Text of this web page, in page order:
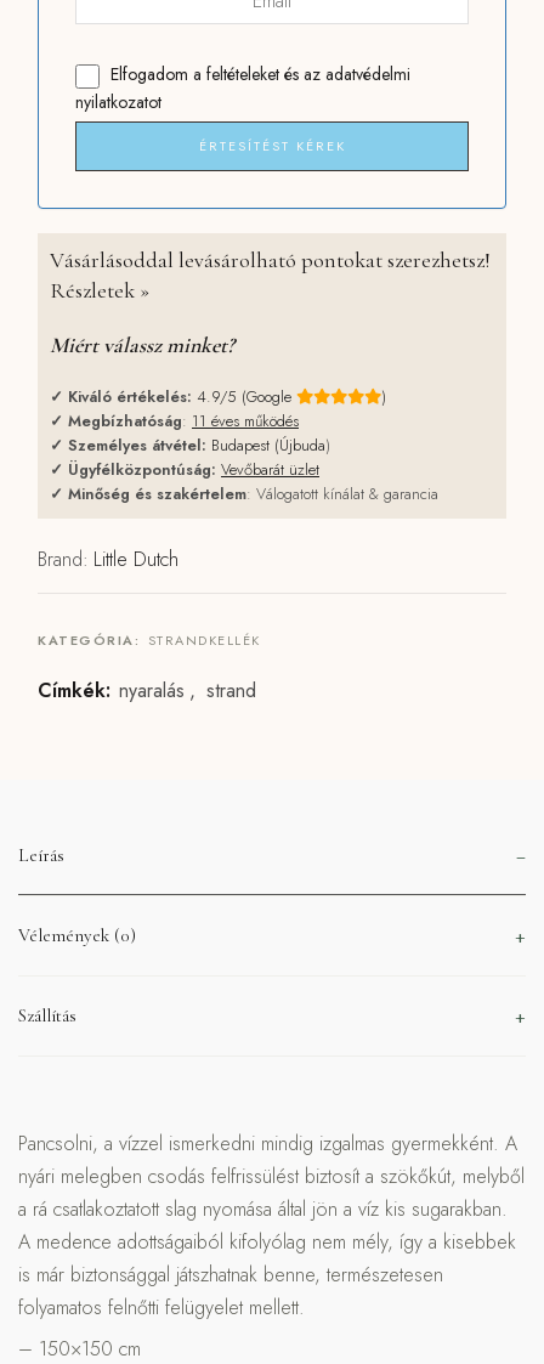
Elfogadom a feltételeket és az adatvédelmi
nyilatkozatot
ÉRTESÍTÉST KÉREK
Vásárlásoddal levásárolható pontokat szerezhetsz!
Részletek »
Miért válassz minket?
✓ Kiváló értékelés: 4.9/5 (Google
)
✓ Megbízhatóság: 11 éves működés
✓ Személyes átvétel: Budapest (Újbuda)
✓ Ügyfélközpontúság: Vevőbarát üzlet
✓ Minőség és szakértelem: Válogatott kínálat & garancia
Brand: Little Dutch
KATEGÓRIA: STRANDKELLÉK
Címkék: nyaralás , strand
Leírás
Vélemények (0)
Szállítás
Pancsolni, a vízzel ismerkedni mindig izgalmas gyermekként. A
nyári melegben csodás felfrissülést biztosít a szökőkút, melyből
a rá csatlakoztatott slag nyomása által jön a víz kis sugarakban.
A medence adottságaiból kifolyólag nem mély, így a kisebbek
is már biztonsággal játszhatnak benne, természetesen
folyamatos felnőtti felügyelet mellett.
– 150×150 cm